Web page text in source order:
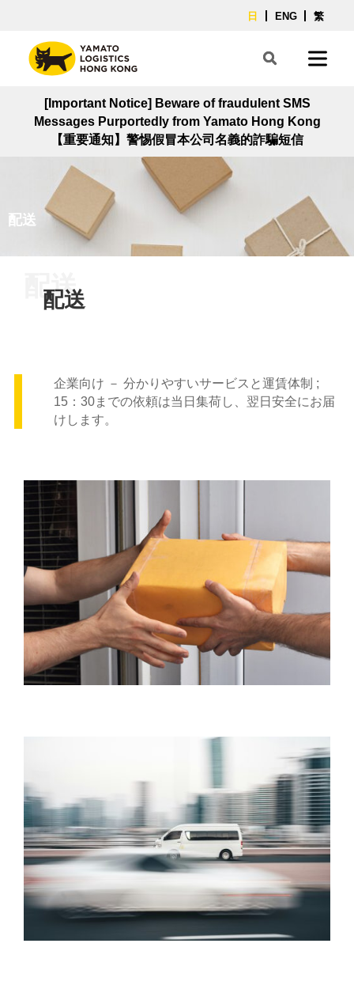
[Important Notice] Beware of fraudulent SMS
Messages Purportedly from Yamato Hong Kong
【重要通知】警惕假冒本公司名義的詐騙短信
日 ENG 繁
配送
配送
配送
企業向け － 分かりやすいサービスと運賃体制 ;
15：30までの依頼は当日集荷し、翌日安全にお届
けします。